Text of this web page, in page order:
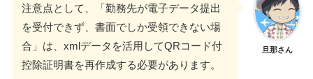
旦那さん
注意点として、「勤務先が電子データ提出
を受付できず、書面でしか受領できない場
合」は、xmlデータを活用してQRコード付
控除証明書を再作成する必要があります。